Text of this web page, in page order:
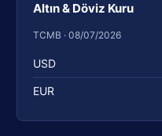
Altın & Döviz Kuru
TCMB · 08/07/2026
USD
EUR